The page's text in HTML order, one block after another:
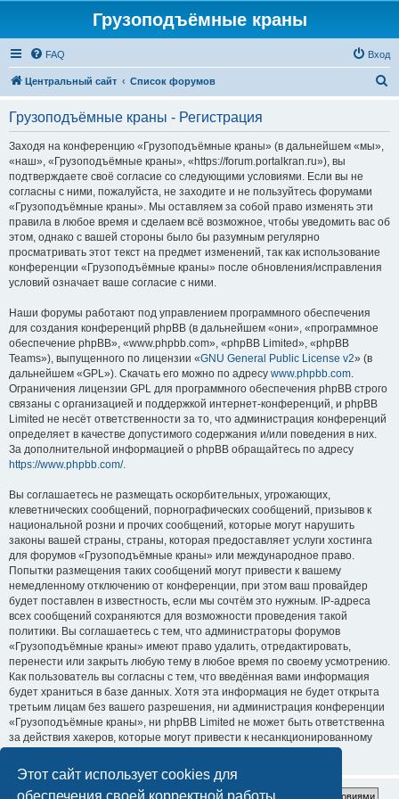
Этот сайт использует cookies для
обеспечения своей корректной работы.
Грузоподъёмные краны
FAQ Вход
Центральный сайт Список форумов
Грузоподъёмные краны - Регистрация
Заходя на конференцию «Грузоподъёмные краны» (в дальнейшем «мы»,
«наш», «Грузоподъёмные краны», «https://forum.portalkran.ru»), вы
подтверждаете своё согласие со следующими условиями. Если вы не
согласны с ними, пожалуйста, не заходите и не пользуйтесь форумами
«Грузоподъёмные краны». Мы оставляем за собой право изменять эти
правила в любое время и сделаем всё возможное, чтобы уведомить вас об
этом, однако с вашей стороны было бы разумным регулярно
просматривать этот текст на предмет изменений, так как использование
конференции «Грузоподъёмные краны» после обновления/исправления
условий означает ваше согласие с ними.
Наши форумы работают под управлением программного обеспечения
для создания конференций phpBB (в дальнейшем «они», «программное
обеспечение phpBB», «www.phpbb.com», «phpBB Limited», «phpBB
Teams»), выпущенного по лицензии «GNU General Public License v2» (в
дальнейшем «GPL»). Скачать его можно по адресу www.phpbb.com.
Ограничения лицензии GPL для программного обеспечения phpBB строго
связаны с организацией и поддержкой интернет-конференций, и phpBB
Limited не несёт ответственности за то, что администрация конференций
определяет в качестве допустимого содержания и/или поведения в них.
За дополнительной информацией о phpBB обращайтесь по адресу
https://www.phpbb.com/.
Вы соглашаетесь не размещать оскорбительных, угрожающих,
клеветнических сообщений, порнографических сообщений, призывов к
национальной розни и прочих сообщений, которые могут нарушить
законы вашей страны, страны, которая предоставляет услуги хостинга
для форумов «Грузоподъёмные краны» или международное право.
Попытки размещения таких сообщений могут привести к вашему
немедленному отключению от конференции, при этом ваш провайдер
будет поставлен в известность, если мы сочтём это нужным. IP-адреса
всех сообщений сохраняются для возможности проведения такой
политики. Вы соглашаетесь с тем, что администраторы форумов
«Грузоподъёмные краны» имеют право удалить, отредактировать,
перенести или закрыть любую тему в любое время по своему усмотрению.
Как пользователь вы согласны с тем, что введённая вами информация
будет храниться в базе данных. Хотя эта информация не будет открыта
третьим лицам без вашего разрешения, ни администрация конференции
«Грузоподъёмные краны», ни phpBB Limited не может быть ответственна
за действия хакеров, которые могут привести к несанкционированному